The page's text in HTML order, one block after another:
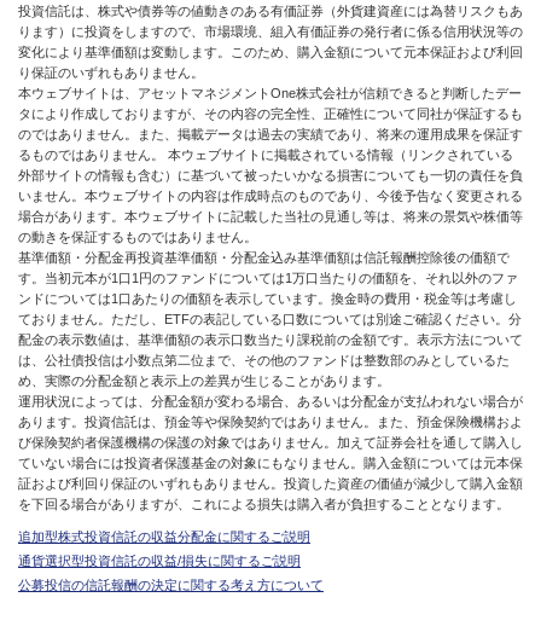
投資信託は、株式や債券等の値動きのある有価証券（外貨建資産には為替リスクもあ
ります）に投資をしますので、市場環境、組入有価証券の発行者に係る信用状況等の
変化により基準価額は変動します。このため、購入金額について元本保証および利回
り保証のいずれもありません。
本ウェブサイトは、アセットマネジメントOne株式会社が信頼できると判断したデー
タにより作成しておりますが、その内容の完全性、正確性について同社が保証するも
のではありません。また、掲載データは過去の実績であり、将来の運用成果を保証す
るものではありません。 本ウェブサイトに掲載されている情報（リンクされている
外部サイトの情報も含む）に基づいて被ったいかなる損害についても一切の責任を負
いません。本ウェブサイトの内容は作成時点のものであり、今後予告なく変更される
場合があります。本ウェブサイトに記載した当社の見通し等は、将来の景気や株価等
の動きを保証するものではありません。
基準価額・分配金再投資基準価額・分配金込み基準価額は信託報酬控除後の価額で
す。当初元本が1口1円のファンドについては1万口当たりの価額を、それ以外のファ
ンドについては1口あたりの価額を表示しています。換金時の費用・税金等は考慮し
ておりません。ただし、ETFの表記している口数については別途ご確認ください。分
配金の表示数値は、基準価額の表示口数当たり課税前の金額です。表示方法について
は、公社債投信は小数点第二位まで、その他のファンドは整数部のみとしているた
め、実際の分配金額と表示上の差異が生じることがあります。
運用状況によっては、分配金額が変わる場合、あるいは分配金が支払われない場合が
あります。投資信託は、預金等や保険契約ではありません。また、預金保険機構およ
び保険契約者保護機構の保護の対象ではありません。加えて証券会社を通して購入し
ていない場合には投資者保護基金の対象にもなりません。購入金額については元本保
証および利回り保証のいずれもありません。投資した資産の価値が減少して購入金額
を下回る場合がありますが、これによる損失は購入者が負担することとなります。
追加型株式投資信託の収益分配金に関するご説明
通貨選択型投資信託の収益/損失に関するご説明
公募投信の信託報酬の決定に関する考え方について